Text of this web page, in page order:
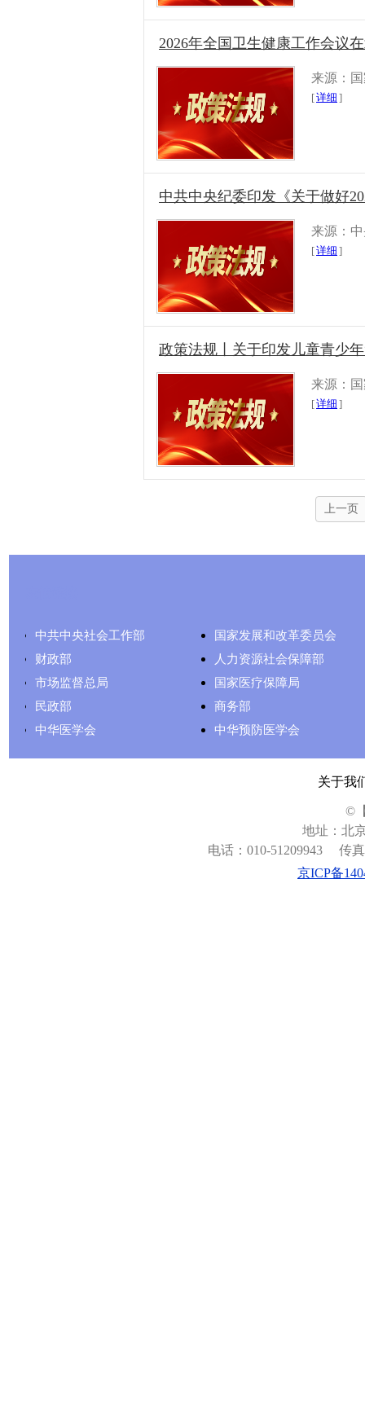
2026年全国卫生健康工作会议
来源：
[详细 ]
中共中央纪委印发《关于做好
来源：
[详细 ]
政策法规丨关于印发儿童青少
来源：
[详细 ]
上一页
中共中央社会工作部
国家发展和改革委员会
财政部
人力资源社会保障部
市场监督总局
国家医疗保障局
民政部
商务部
中华医学会
中华预防医学会
关于我
©
地址：北
电话：010-51209943
传
京ICP备